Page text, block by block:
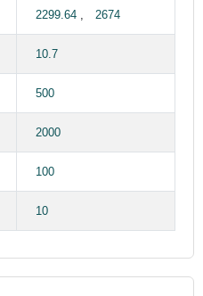
2299.64 , 2674
10.7
500
2000
100
10